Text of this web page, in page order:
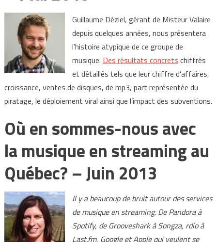
Guillaume Déziel, gérant de Misteur Valaire
depuis quelques années, nous présentera
l’histoire atypique de ce groupe de
musique. Des résultats concrets chiffrés
et détaillés tels que leur chiffre d’affaires,
croissance, ventes de disques, de mp3, part représentée du
piratage, le déploiement viral ainsi que l’impact des subventions.
Où en sommes-nous avec
la musique en streaming au
Québec? – Juin 2013
Il y a beaucoup de bruit autour des services
de musique en streaming. De Pandora à
Spotify, de Grooveshark à Songza, rdio à
Last.fm, Google et Apple qui veulent se